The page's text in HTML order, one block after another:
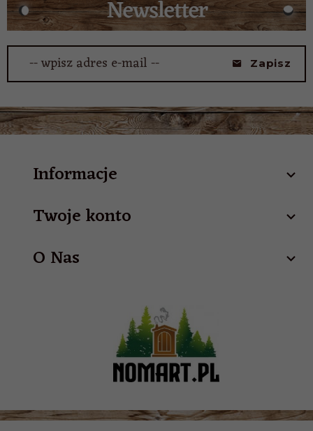
-- wpisz adres e-mail -- Zapisz
Informacje
Twoje konto
O Nas